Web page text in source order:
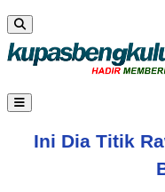
Ini Dia Titik